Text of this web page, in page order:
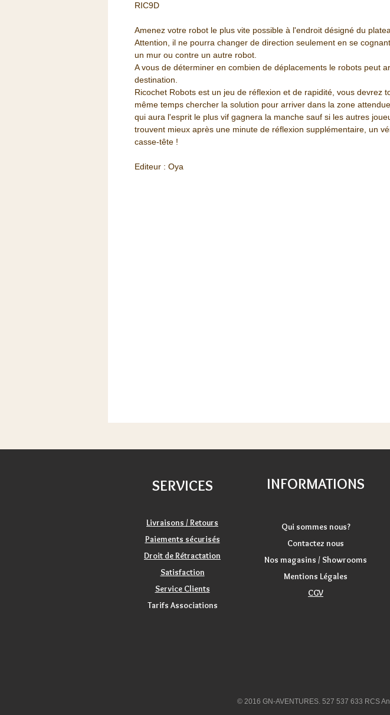
RIC9D
Amenez votre robot le plus vite possible à l'endroit désigné du
Attention, il ne pourra changer de direction seulement en se
un mur ou contre un autre robot.
A vous de déterminer en combien de déplacements le robots peut
destination.
Ricochet Robots est un jeu de réflexion et de rapidité, vous devrez
même temps chercher la solution pour arriver dans la zone
qui aura l'esprit le plus vif gagnera la manche sauf si les autres
trouvent mieux après une minute de réflexion supplémentaire, un
casse-tête !
Editeur : Oya
SERVICES
Livraisons / Retours
Paiements sécurisés
Droit de Rétractation
Satisfaction
Service Clients
Tarifs Associations
INFORMATIONS
Qui sommes nous?
Contactez nous
Nos magasins / Showrooms
Mentions Légales
CGV
© 2016 GN-AVENTURES. 527 537 633 RCS